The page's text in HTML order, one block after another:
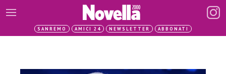
SANREMO AMICI 24 NEWSLETTER ABBONATI